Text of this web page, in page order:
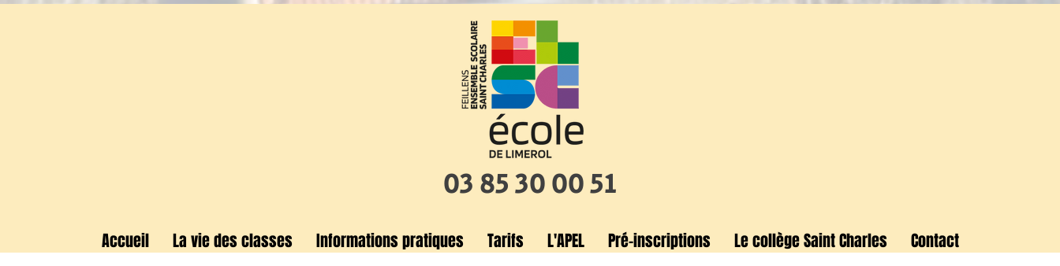
03 85 30 00 51
Accueil La vie des classes Informations pratiques Tarifs L'APEL Pré-inscriptions Le collège Saint Charles Contact